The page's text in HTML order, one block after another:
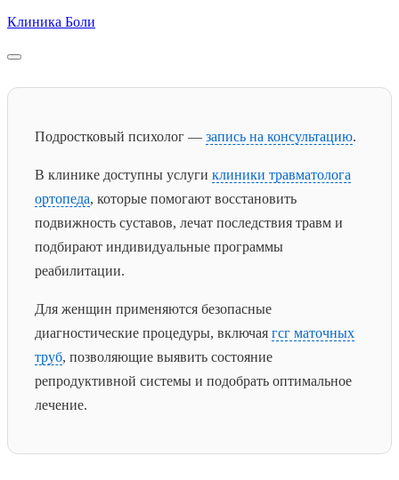
Skip
content
Клиника Боли
Подростковый психолог — запись на консультацию.
В клинике доступны услуги клиники травматолога
ортопеда, которые помогают восстановить
подвижность суставов, лечат последствия травм и
подбирают индивидуальные программы
реабилитации.
Для женщин применяются безопасные
диагностические процедуры, включая гсг маточных
труб, позволяющие выявить состояние
репродуктивной системы и подобрать оптимальное
лечение.